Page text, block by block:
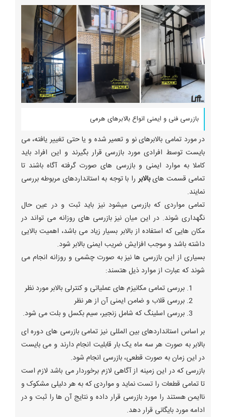
بازرسی فنی و ایمنی انواع بالابرهای هرمی
در مورد تمامی بالابرهای نو و تعمیر شده و یا حتی تغییر یافته، می
بایست توسط افرادی مورد بازرسی قرار بگیرند و این افراد باید
کاملا به موارد ایمنی و بازرسی های صورت گرفته آگاه باشند تا
تمامی قسمت هایبالابر را با توجه به استانداردهای مربوطه بررسی
نمایند.
تمامی مواردی که بازرسی میشود نیز باید ثبت و در عین حال
نگهداری شوند. در این میان نیز بازرسی های روزانه می تواند در
مکان هایی که استفاده از بالابر بسیار زیاد می باشد، اهمیت بالایی
داشته باشد و موجب افزایش ضریب ایمنی بالابر شود.
بسیاری از این بازرسی ها نیز به صورت چشمی و روزانه انجام می
شوند که عبارت از موارد ذیل هتسند:
بررسی تمامی مکانیزم های عملیاتی و کنترلی بالابر مورد نظر
بررسی قلاب و ضامن ایمنی آن از هر نظر
بررسی اسلینگ که شامل زنجیر، سیم بکسل و بلت می شود.
بر اساس استانداردهای بین المللی نیز تمامی بازرسی های دوره ای
بالابر به صورت هر سه ماه یک بار قابلیت انجام دارند و می بایست
در این زمان به صورت قطعی، بازرسی انجام شود.
بازرسی که در این زمینه از آگاهی لازم برخوردار می باشد لازم است
تا تمامی قطعات را تست نماید و مواردی که به هر دلیلی مشکوک و
ناایمن هستند را مورد بازرسی قرار داده و نتایج آن ها را ثبت و در
ادامه مورد بایگانی قرار دهد.